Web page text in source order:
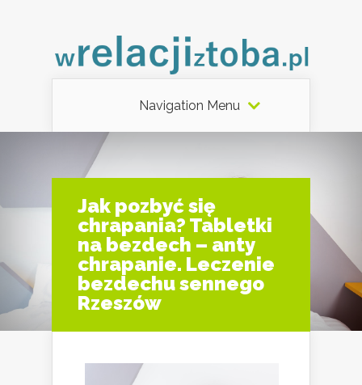
Navigation Menu
Jak pozbyć się
chrapania? Tabletki
na bezdech – anty
chrapanie. Leczenie
bezdechu sennego
Rzeszów